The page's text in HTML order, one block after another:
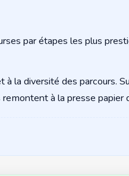
par étapes les plus
la diversité des parcours.
à la presse papier